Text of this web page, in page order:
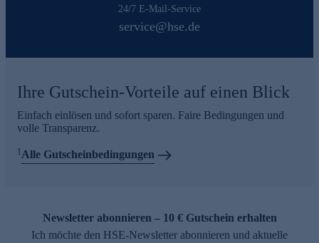
24/7 E-Mail-Service
service@hse.de
Ihre Gutschein-Vorteile auf einen Blick
Einfach einlösen und sofort sparen. Faire Bedingungen und
volle Transparenz.
1Alle Gutscheinbedingungen
Newsletter abonnieren – 10 € Gutschein erhalten
Ich möchte den HSE-Newsletter abonnieren und aktuelle